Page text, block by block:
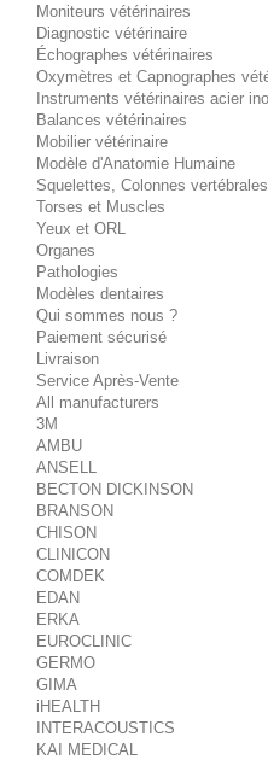
Moniteurs vétérinaires
Diagnostic vétérinaire
Échographes vétérinaires
Oxymètres et Capnographes
Instruments vétérinaires acier
Balances vétérinaires
Mobilier vétérinaire
Modèle d'Anatomie Humaine
Squelettes, Colonnes
Torses et Muscles
Yeux et ORL
Organes
Pathologies
Modèles dentaires
Qui sommes nous ?
Paiement sécurisé
Livraison
Service Après-Vente
All manufacturers
3M
AMBU
ANSELL
BECTON DICKINSON
BRANSON
CHISON
CLINICON
COMDEK
EDAN
ERKA
EUROCLINIC
GERMO
GIMA
iHEALTH
INTERACOUSTICS
KAI MEDICAL